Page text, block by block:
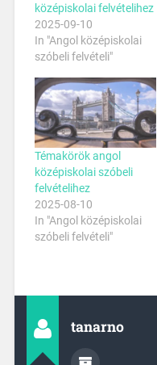
középiskolai felvételihez
2025-09-10
In "Angol középiskolai
szóbeli felvételi"
Témakörök angol
középiskolai szóbeli
felvételihez
2025-08-10
In "Angol középiskolai
szóbeli felvételi"
tanarno